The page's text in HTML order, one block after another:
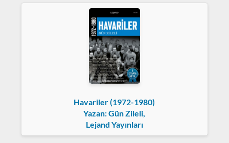
Havariler (1972-1980)
Yazan: Gün Zileli,
Lejand Yayınları